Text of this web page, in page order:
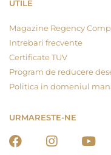
UTILE
Magazine Regency
Intrebari frecvente
Certificate TUV
Program de reducere
Politica in domeniul
URMARESTE-NE